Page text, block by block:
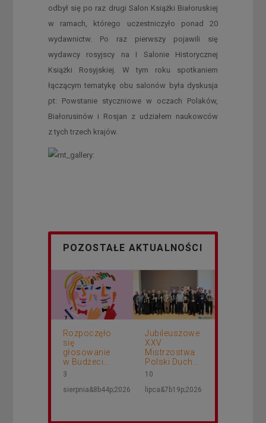
odbył się po raz drugi Salon Książki Białoruskiej
w ramach, którego uczestniczyło ponad 20
wydawnictw. Po raz pierwszy pojawili się
wydawcy rosyjscy na I Salonie Historycznej
Książki Rosyjskiej. W tym roku spotkaniem
łączącym tematykę obu salonów była dyskusja
pt: Powstanie styczniowe w oczach Polaków,
Białorusinów i Rosjan z udziałem naukowców
z tych trzech krajów.
POZOSTAŁE AKTUALNOŚCI
Rozpoczęło
się
głosowanie
w Budżeci...
3
sierpnia&8b44p;2026
Jubileuszowe
XXV
Mistrzostwa
Polski Duch...
10
lipca&7b19p;2026